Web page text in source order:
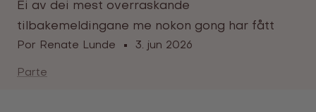
Ei av dei mest overraskande
tilbakemeldingane me nokon gong har fått
Por Renate Lunde 3. jun 2026
Parte